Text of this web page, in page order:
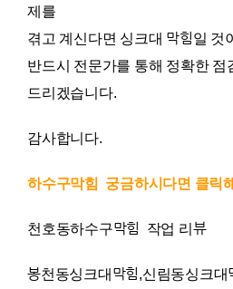
제를
겪고 계신다면 싱크대 막힘일 것
반드시 전문가를 통해 정확한 점
드리겠습니다.
감사합니다.
하수구막힘 궁금하시다면 클릭
천호동하수구막힘 작업 리뷰
봉천동싱크대막힘,신림동싱크대